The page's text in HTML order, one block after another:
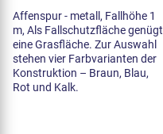
Affenspur - metall, Fallhöhe 1
m, Als Fallschutzfläche genügt
eine Grasfläche. Zur Auswahl
stehen vier Farbvarianten der
Konstruktion – Braun, Blau,
Rot und Kalk.